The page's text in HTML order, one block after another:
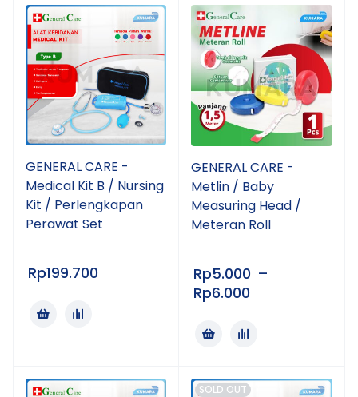
GENERAL CARE -
Medical Kit B / Nursing
Kit / Perlengkapan
Perawat Set
Rp199.700
GENERAL CARE -
Metlin / Baby
Measuring Head /
Meteran Roll
Rp5.000 –
Rp6.000
SOLD OUT